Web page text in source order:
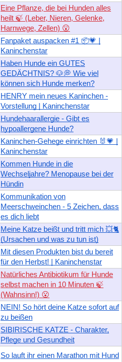
Eine Pflanze, die bei Hunden alles
heilt 🍃 (Leber, Nieren, Gelenke,
Harnwege, Zellen) 😮
Fanpaket auspacken #1 📦💗 |
Kaninchenstar
Haben Hunde ein GUTES
GEDÄCHTNIS? 🐶💭 Wie viel
können sich Hunde merken?
HENRY mein neues Kaninchen -
Vorstellung | Kaninchenstar
Hundehaarallergie - Gibt es
hypoallergene Hunde?
Kaninchen-Gehege einrichten 🐰💗 |
Kaninchenstar
Kommen Hunde in die
Wechseljahre? Menopause bei der
Hündin
Kommunikation von
Meerschweinchen - 5 Zeichen, dass
es dich liebt
Meine Katze beißt und tritt mich 💥🐈
(Ursachen und was zu tun ist)
Mit diesen Produkten bist du bereit
für den Herbst! | Kaninchenstar
Natürliches Antibiotikum für Hunde
selbst machen in 10 Minuten 🍃
(Wahnsinn!) 😮
NEIN! So hört deine Katze sofort auf
zu beißen
SIBIRISCHE KATZE - Charakter,
Pflege und Gesundheit
So lauft ihr einen Marathon mit Hund